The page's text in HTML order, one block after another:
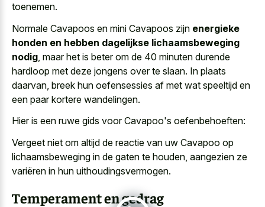
toenemen.
Normale Cavapoos en mini Cavapoos zijn energieke
honden en hebben dagelijkse lichaamsbeweging
nodig , maar het is beter om de 40 minuten durende
hardloop met deze jongens over te slaan. In plaats
daarvan, breek hun oefensessies af met wat speeltijd en
een paar kortere wandelingen.
Hier is een ruwe gids voor Cavapoo's oefenbehoeften:
Vergeet niet om altijd de reactie van uw Cavapoo op
lichaamsbeweging in de gaten te houden, aangezien ze
variëren in hun uithoudingsvermogen.
Temperament en gedrag